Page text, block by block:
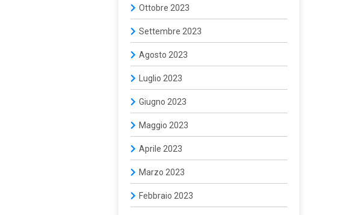
Ottobre 2023
Settembre 2023
Agosto 2023
Luglio 2023
Giugno 2023
Maggio 2023
Aprile 2023
Marzo 2023
Febbraio 2023